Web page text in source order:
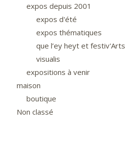
expos depuis 2001
expos d'été
expos thématiques
que l’ey heyt et festiv'Arts
visualis
expositions à venir
maison
boutique
Non classé